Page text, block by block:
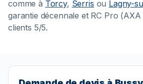
comme à Torcy, Serris ou Lagny-
garantie décennale et RC Pro
clients 5/5.